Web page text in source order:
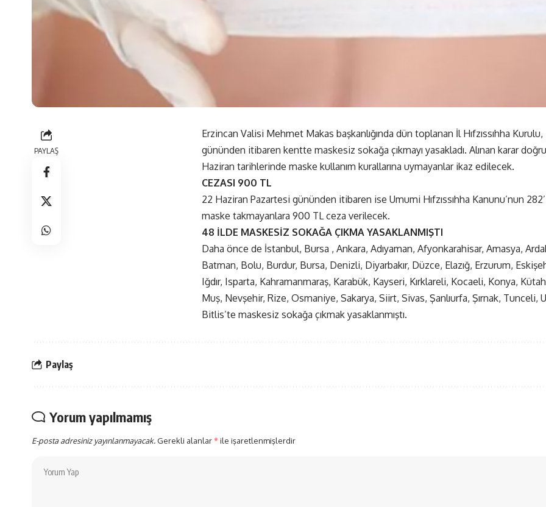
PAYLAŞ
Erzincan Valisi Mehmet Makas başkanlığında dün toplanan İl Hıfzıssıhha
gününden itibaren kentte maskesiz sokağa çıkmayı yasakladı. Alınan karar
Haziran tarihlerinde maske kullanım kurallarına uymayanlar ikaz edilecek.
CEZASI 900 TL
22 Haziran Pazartesi gününden itibaren ise Umumi Hıfzıssıhha Kanunu’nun
maske takmayanlara 900 TL ceza verilecek.
48 İLDE MASKESİZ SOKAĞA ÇIKMA YASAKLANMIŞTI
Daha önce de İstanbul, Bursa , Ankara, Adıyaman, Afyonkarahisar, Amasya,
Batman, Bolu, Burdur, Bursa, Denizli, Diyarbakır, Düzce, Elazığ, Erzurum,
Iğdır, Isparta, Kahramanmaraş, Karabük, Kayseri, Kırklareli, Kocaeli, Konya,
Muş, Nevşehir, Rize, Osmaniye, Sakarya, Siirt, Sivas, Şanlıurfa, Şırnak, Tunceli,
Bitlis’te maskesiz sokağa çıkmak yasaklanmıştı.
Paylaş
Yorum yapılmamış
E-posta adresiniz yayınlanmayacak. Gerekli alanlar*ile işaretlenmişlerdir